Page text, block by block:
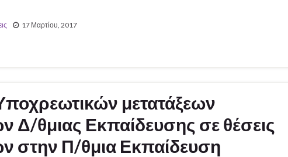
17 Μαρτίου, 2017
μετατάξεων
Δ/θμιας Εκπαίδευσης σε θέσεις
στην Π/θμια Εκπαίδευση